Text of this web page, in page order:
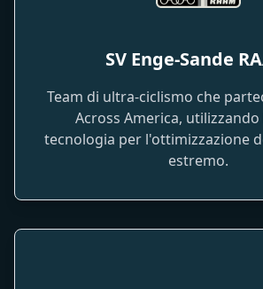
SV Enge-Sande
Team di ultra-ciclismo che
Across America,
tecnologia per l'ottimizzazione
estremo.